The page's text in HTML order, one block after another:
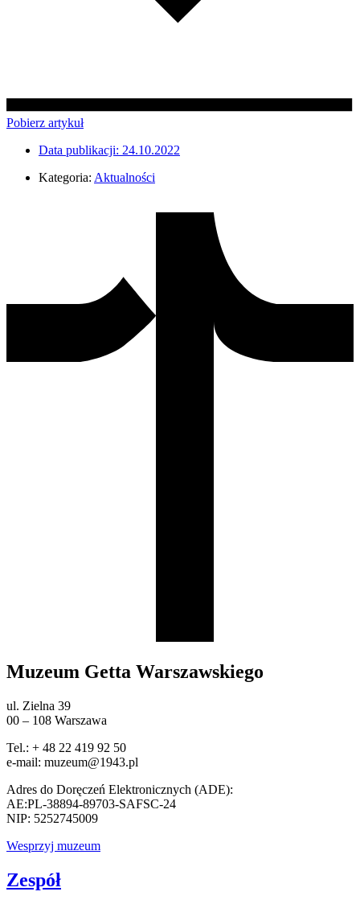
Pobierz artykuł
Data publikacji: 24.10.2022
Kategoria: Aktualności
Muzeum Getta Warszawskiego
ul. Zielna 39
00 – 108 Warszawa
Tel.: + 48 22 419 92 50
e-mail: muzeum@1943.pl
Adres do Doręczeń Elektronicznych (ADE):
AE:PL-38894-89703-SAFSC-24
NIP: 5252745009
Wesprzyj muzeum
Zespół